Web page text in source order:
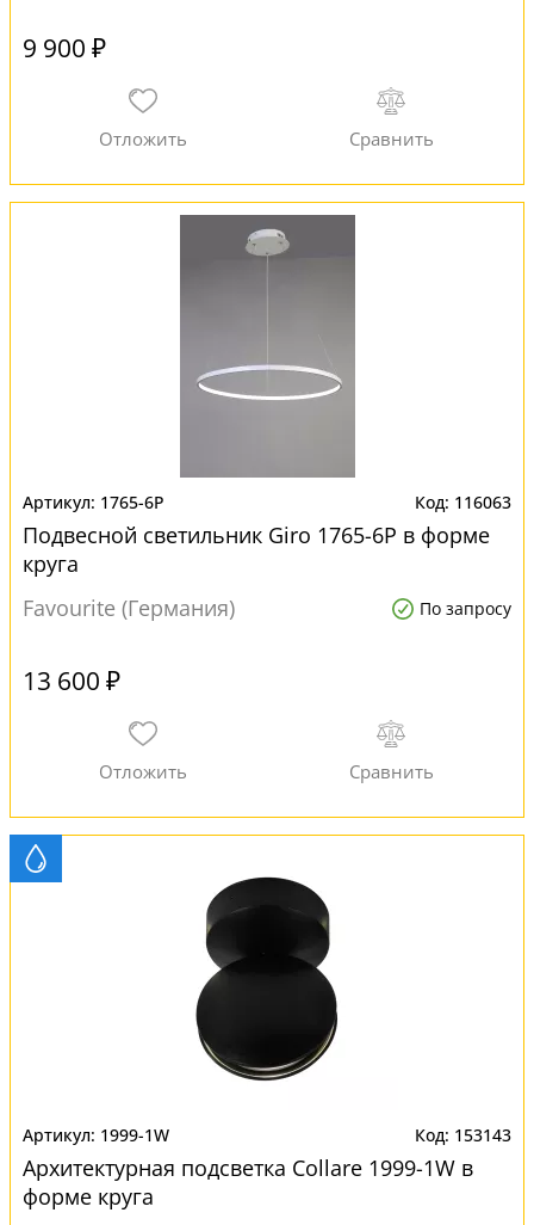
9 900 ₽
1765-6P 116063
Подвесной светильник Giro 1765-6P в форме
круга
Favourite (Германия)
По запросу
13 600 ₽
1999-1W 153143
Архитектурная подсветка Collare 1999-1W в
форме круга